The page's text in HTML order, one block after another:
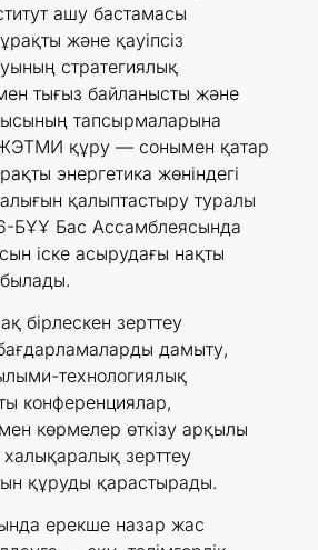
ашу бастамасы
және қауіпсіз
стратегиялық
тығыз байланысты және
тапсырмаларына
ЖЭТМИ құру — сонымен қатар
энергетика жөніндегі
қалыптастыру туралы
БҰҰ Бас Ассамблеясында
іске асырудағы нақты
бірлескен зерттеу
дамыту,
технологиялық
конференциялар,
көрмелер өткізу арқылы
халықаралық зерттеу
құруды қарастырады.
ерекше назар жас